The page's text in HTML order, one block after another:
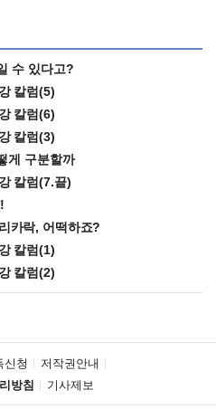
수 있다고?
칼럼(5)
칼럼(6)
칼럼(3)
게 구분할까
칼럼(7.끝)
카락, 어떡하죠?
칼럼(1)
칼럼(2)
신청
저작권안내
방침
기사제보